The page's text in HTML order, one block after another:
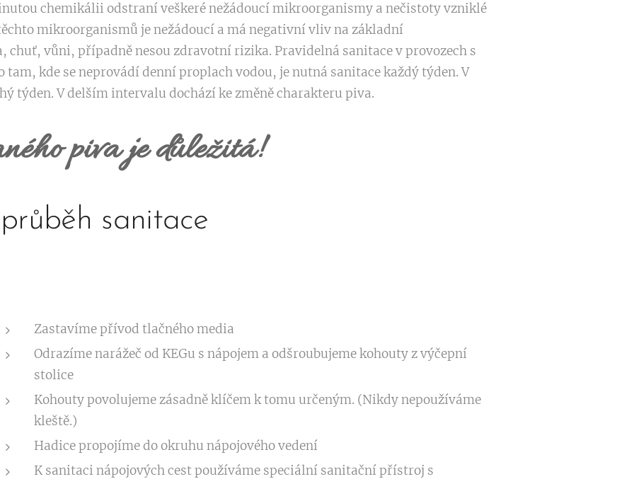
chemikálii odstraní veškeré nežádoucí mikroorganismy a nečistoty vzniklé
mikroorganismů je nežádoucí a má negativní vliv na základní
chuť, vůni, případně nesou zdravotní rizika. Pravidelná sanitace v provozech s
tam, kde se neprovádí denní proplach vodou, je nutná sanitace každý týden. V
týden. V delším intervalu dochází ke změně charakteru piva.
piva je důležitá!
sanitace
Zastavíme přívod tlačného media
Odrazíme narážeč od KEGu s nápojem a odšroubujeme kohouty z výčepní
stolice
Kohouty povolujeme zásadně klíčem k tomu určeným. (Nikdy nepoužíváme
kleště.)
Hadice propojíme do okruhu nápojového vedení
K sanitaci nápojových cest používáme speciální sanitační přístroj s